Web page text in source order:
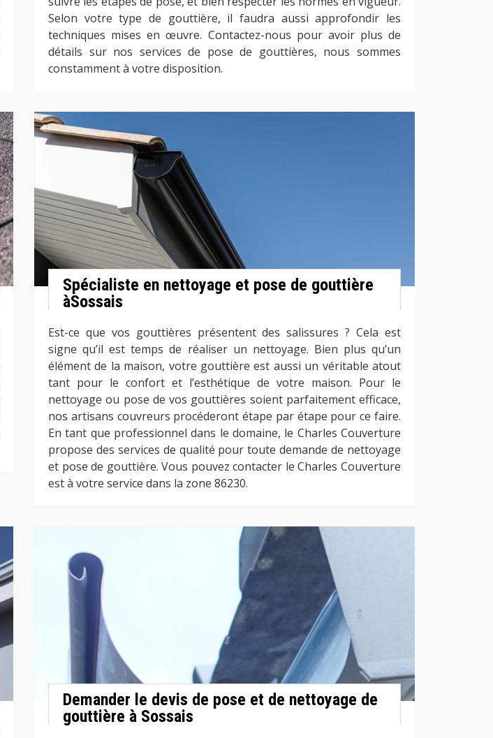
Selon votre type de gouttière, il faudra aussi approfondir les
techniques mises en œuvre. Contactez-nous pour avoir plus de
détails sur nos services de pose de gouttières, nous sommes
constamment à votre disposition.
Spécialiste en nettoyage et pose de gouttière
àSossais
Est-ce que vos gouttières présentent des salissures ? Cela est
signe qu’il est temps de réaliser un nettoyage. Bien plus qu’un
élément de la maison, votre gouttière est aussi un véritable atout
tant pour le confort et l’esthétique de votre maison. Pour le
nettoyage ou pose de vos gouttières soient parfaitement efficace,
nos artisans couvreurs procéderont étape par étape pour ce faire.
En tant que professionnel dans le domaine, le Charles Couverture
propose des services de qualité pour toute demande de nettoyage
et pose de gouttière. Vous pouvez contacter le Charles Couverture
est à votre service dans la zone 86230.
Demander le devis de pose et de nettoyage de
gouttière à Sossais